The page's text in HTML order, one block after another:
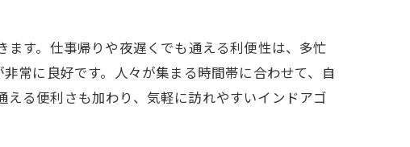
す。仕事帰りや夜遅くでも通える利便性は、多忙
常に良好です。人々が集まる時間帯に合わせて、自
る便利さも加わり、気軽に訪れやすいインドアゴ